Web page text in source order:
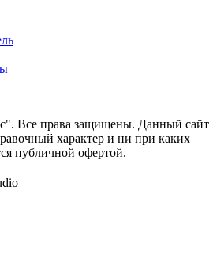
Все права защищены. Данный сайт
характер и ни при каких
публичной офертой.